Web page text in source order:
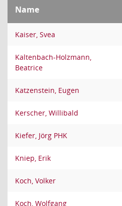
Name
Kaiser, Svea
Kaltenbach-Holzmann,
Beatrice
Katzenstein, Eugen
Kerscher, Willibald
Kiefer, Jörg PHK
Kniep, Erik
Koch, Volker
Koch, Wolfgang